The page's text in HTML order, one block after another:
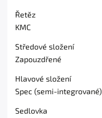
Řetěz
KMC
Středové složení
Zapouzdřené
Hlavové složení
Spec (semi-integrované)
Sedlovka